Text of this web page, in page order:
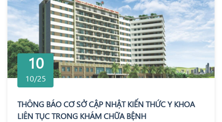
10
10/25
THÔNG BÁO CƠ SỞ CẬP NHẬT KIẾN THỨC Y KHOA
LIÊN TỤC TRONG KHÁM CHỮA BỆNH